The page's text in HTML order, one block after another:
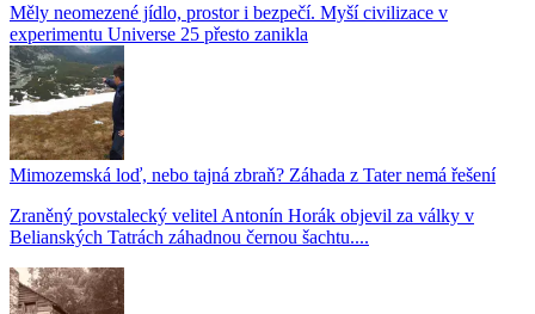
Měly neomezené jídlo, prostor i bezpečí. Myší civilizace v
experimentu Universe 25 přesto zanikla
Mimozemská loď, nebo tajná zbraň? Záhada z Tater nemá řešení
Zraněný povstalecký velitel Antonín Horák objevil za války v
Belianských Tatrách záhadnou černou šachtu....